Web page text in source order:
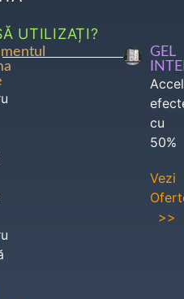
UTILIZAȚI?
GEL
cu
50%
Vezi
>>